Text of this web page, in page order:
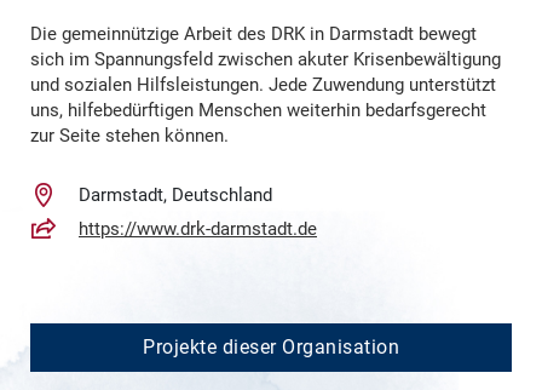
Die gemeinnützige Arbeit des DRK in Darmstadt bewegt
sich im Spannungsfeld zwischen akuter Krisenbewältigung
und sozialen Hilfsleistungen. Jede Zuwendung unterstützt
uns, hilfebedürftigen Menschen weiterhin bedarfsgerecht
zur Seite stehen können.
Darmstadt, Deutschland
https://www.drk-darmstadt.de
Projekte dieser Organisation